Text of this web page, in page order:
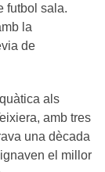
futbol sala.
la
de
als
amb tres
una dècada
el millor